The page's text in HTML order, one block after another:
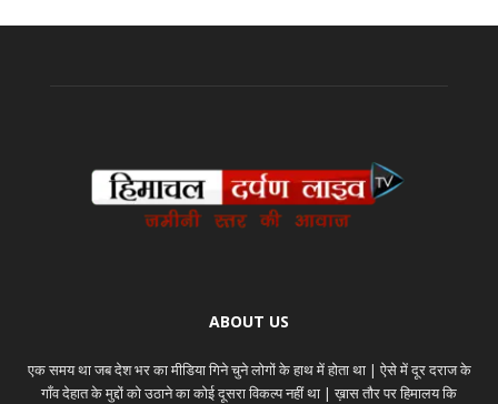
ABOUT US
एक समय था जब देश भर का मीडिया गिने चुने लोगों के हाथ में होता था | ऐसे में दूर दराज के
गाँव देहात के मुद्दों को उठाने का कोई दूसरा विकल्प नहीं था | ख़ास तौर पर हिमालय कि